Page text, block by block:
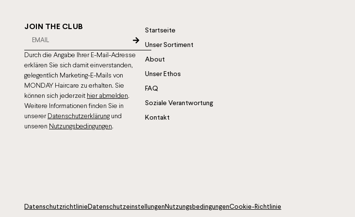
JOIN THE CLUB
Durch die Angabe Ihrer E-Mail-Adresse
erklären Sie sich damit einverstanden,
gelegentlich Marketing-E-Mails von
MONDAY Haircare zu erhalten. Sie
können sich jederzeit hier abmelden.
Weitere Informationen finden Sie in
unserer Datenschutzerklärungund
unseren Nutzungsbedingungen.
Startseite
Unser Sortiment
About
Unser Ethos
FAQ
Soziale Verantwortung
Kontakt
Datenschutzrichtlinie Datenschutzeinstellungen NutzungsbedingungenCookie-Richtlinie